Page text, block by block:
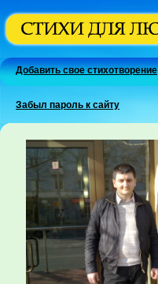
Добавить свое стихотворение
Забыл пароль к сайту